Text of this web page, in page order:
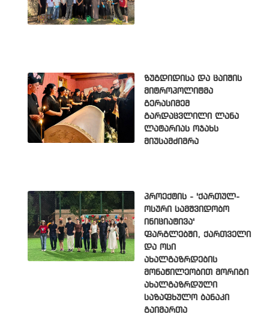
ზუგდიდისა და ცაიშის
მიტროპოლიტმა
გერასიმემ
გარდაცვლილი ლანა
ლატარიას ოჯახს
მიუსამძიმრა
პროექტის - 'ქართულ-
ოსური სამშვიდობო
ინიციატივა'
ფარგლებში, ქართველი
და ოსი
ახალგაზრდების
მონაწილეობით მორიგი
ახალგაზრდული
საზაფხულო ბანაკი
გაიმართა